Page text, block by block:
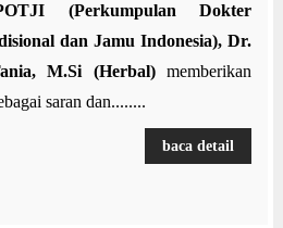
(Perkumpulan Dokter
dan Jamu Indonesia), Dr.
M.Si (Herbal)memberikan
saran dan........
baca detail